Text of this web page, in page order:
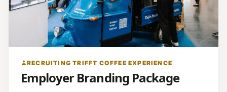
RECRUITING TRIFFT COFFEE EXPERIENCE
Employer Branding Package